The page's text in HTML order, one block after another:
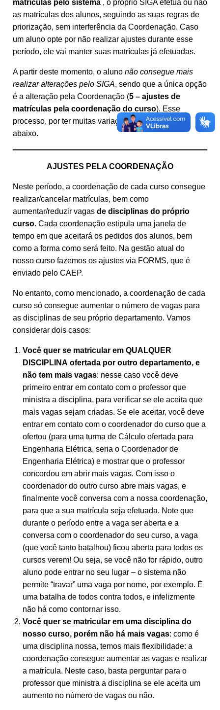
matrículas pelo sistema , o próprio SIGA efetua ou não
as matrículas dos alunos, seguindo as suas regras de
priorização, sem interferência da Coordenação. Caso
um aluno opte por não realizar ajustes durante esse
período, ele vai manter suas matrículas já efetuadas.
A partir deste momento, o aluno não consegue mais
realizar alterações pelo SIGA, sendo que a única opção
é a alteração pela Coordenação (5 – ajustes de
matrículas pela coordenação do curso). Esse
processo, por ter muitas variações, será explicado
abaixo.
AJUSTES PELA COORDENAÇÃO
Neste período, a coordenação de cada curso consegue
realizar/cancelar matrículas, bem como
aumentar/reduzir vagas de disciplinas do próprio
curso. Cada coordenação estipula uma janela de
tempo em que aceitará os pedidos dos alunos, bem
como a forma como será feito. Na gestão atual do
nosso curso fazemos os ajustes via FORMS, que é
enviado pelo CAEP.
No entanto, como mencionado, a coordenação de cada
curso só consegue aumentar o número de vagas para
as disciplinas de seu próprio departamento. Vamos
considerar dois casos:
Você quer se matricular em QUALQUER
DISCIPLINA ofertada por outro departamento, e
não tem mais vagas: nesse caso você deve
primeiro entrar em contato com o professor que
ministra a disciplina, para verificar se ele aceita que
mais vagas sejam criadas. Se ele aceitar, você deve
entrar em contato com o coordenador do curso que a
ofertou (para uma turma de Cálculo ofertada para
Engenharia Elétrica, seria o Coordenador de
Engenharia Elétrica) e mostrar que o professor
concordou em abrir mais vagas. Com isso o
coordenador do outro curso abre mais vagas, e
finalmente você conversa com a nossa coordenação,
para que a sua matrícula seja efetuada. Note que
durante o período entre a vaga ser aberta e a
conversa com o coordenador do seu curso, a vaga
(que você tanto batalhou) ficou aberta para todos os
cursos verem! Ou seja, se você não for rápido, outro
aluno pode entrar no seu lugar – o sistema não
permite “travar” uma vaga por nome, por exemplo. É
uma batalha de todos contra todos, e infelizmente
não há como contornar isso.
Você quer se matricular em uma disciplina do
nosso curso, porém não há mais vagas: como é
uma disciplina nossa, temos mais flexibilidade: a
coordenação consegue aumentar as vagas e realizar
a matrícula. Neste caso, basta perguntar para o
professor que ministra a disciplina se ele aceita um
aumento no número de vagas ou não.